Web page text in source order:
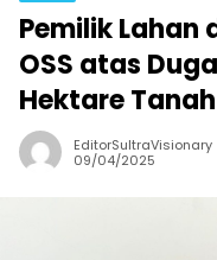
Pemilik Lahan
OSS atas
Hektare Tanah
EditorSultraVisionary
09/04/2025